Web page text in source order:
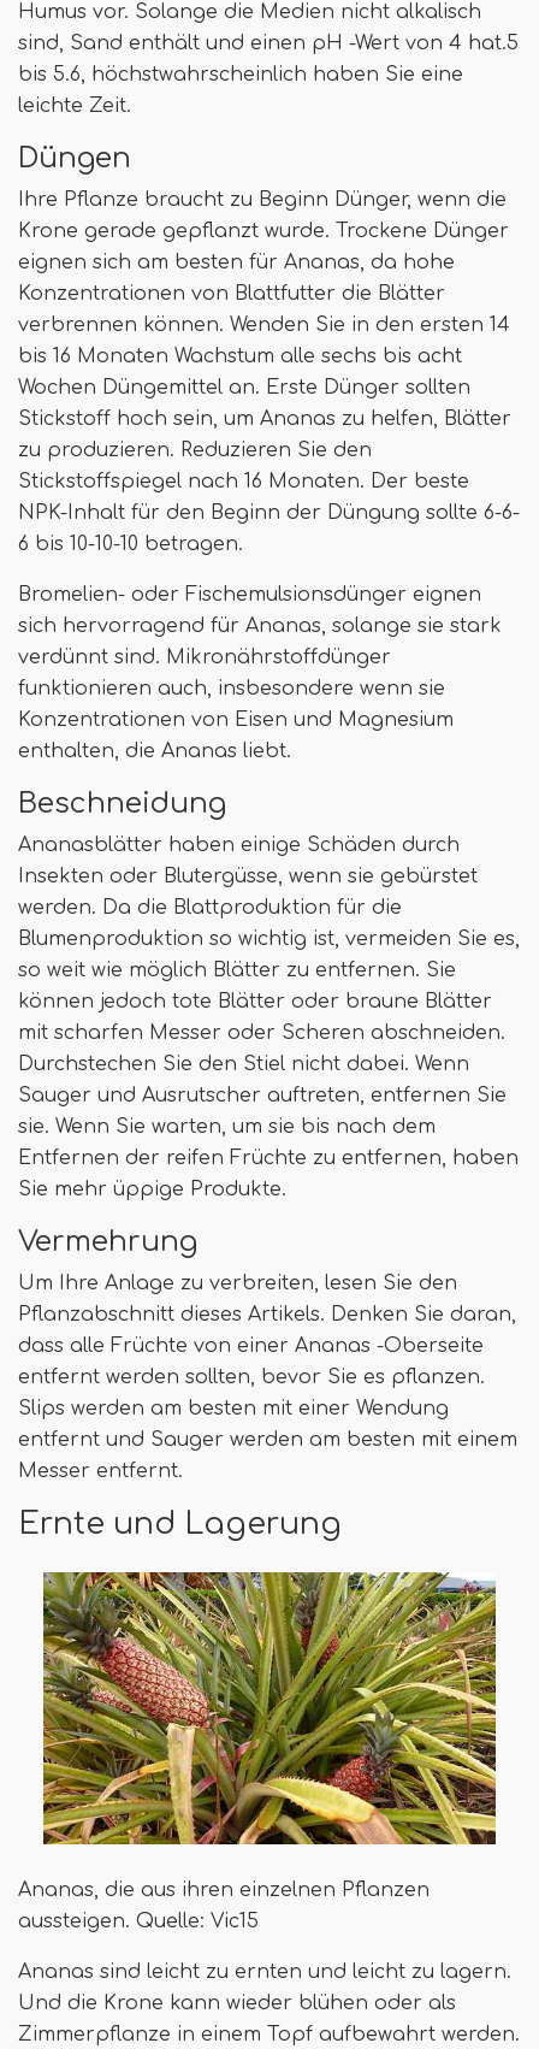
Humus vor. Solange die Medien nicht alkalisch
sind, Sand enthält und einen pH -Wert von 4 hat.5
bis 5.6, höchstwahrscheinlich haben Sie eine
leichte Zeit.
Düngen
Ihre Pflanze braucht zu Beginn Dünger, wenn die
Krone gerade gepflanzt wurde. Trockene Dünger
eignen sich am besten für Ananas, da hohe
Konzentrationen von Blattfutter die Blätter
verbrennen können. Wenden Sie in den ersten 14
bis 16 Monaten Wachstum alle sechs bis acht
Wochen Düngemittel an. Erste Dünger sollten
Stickstoff hoch sein, um Ananas zu helfen, Blätter
zu produzieren. Reduzieren Sie den
Stickstoffspiegel nach 16 Monaten. Der beste
NPK-Inhalt für den Beginn der Düngung sollte 6-6-
6 bis 10-10-10 betragen.
Bromelien- oder Fischemulsionsdünger eignen
sich hervorragend für Ananas, solange sie stark
verdünnt sind. Mikronährstoffdünger
funktionieren auch, insbesondere wenn sie
Konzentrationen von Eisen und Magnesium
enthalten, die Ananas liebt.
Beschneidung
Ananasblätter haben einige Schäden durch
Insekten oder Blutergüsse, wenn sie gebürstet
werden. Da die Blattproduktion für die
Blumenproduktion so wichtig ist, vermeiden Sie es,
so weit wie möglich Blätter zu entfernen. Sie
können jedoch tote Blätter oder braune Blätter
mit scharfen Messer oder Scheren abschneiden.
Durchstechen Sie den Stiel nicht dabei. Wenn
Sauger und Ausrutscher auftreten, entfernen Sie
sie. Wenn Sie warten, um sie bis nach dem
Entfernen der reifen Früchte zu entfernen, haben
Sie mehr üppige Produkte.
Vermehrung
Um Ihre Anlage zu verbreiten, lesen Sie den
Pflanzabschnitt dieses Artikels. Denken Sie daran,
dass alle Früchte von einer Ananas -Oberseite
entfernt werden sollten, bevor Sie es pflanzen.
Slips werden am besten mit einer Wendung
entfernt und Sauger werden am besten mit einem
Messer entfernt.
Ernte und Lagerung
Ananas, die aus ihren einzelnen Pflanzen
aussteigen. Quelle: Vic15
Ananas sind leicht zu ernten und leicht zu lagern.
Und die Krone kann wieder blühen oder als
Zimmerpflanze in einem Topf aufbewahrt werden.